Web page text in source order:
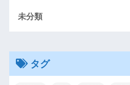
未分類
タグ